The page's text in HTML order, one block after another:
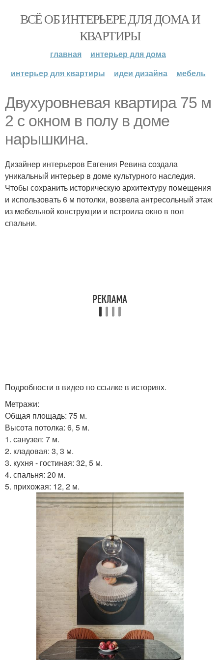
ВСЁ ОБ ИНТЕРЬЕРЕ ДЛЯ ДОМА И
КВАРТИРЫ
главная
интерьер для дома
интерьер для квартиры
идеи дизайна мебель
Двухуровневая квартира 75 м
2 с окном в полу в доме
нарышкина.
Дизайнер интерьеров Евгения Ревина создала
уникальный интерьер в доме культурного наследия.
Чтобы сохранить историческую архитектуру помещения
и использовать 6 м потолки, возвела антресольный этаж
из мебельной конструкции и встроила окно в пол
спальни.
Подробности в видео по ссылке в историях.
Метражи:
Общая площадь: 75 м.
Высота потолка: 6, 5 м.
1. санузел: 7 м.
2. кладовая: 3, 3 м.
3. кухня - гостиная: 32, 5 м.
4. спальня: 20 м.
5. прихожая: 12, 2 м.